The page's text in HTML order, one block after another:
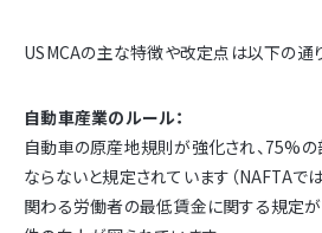
USMCAの主な特徴や改定点は以下の通り
自動車産業のルール：
自動車の原産地規則が強化され、75%
ならないと規定されています（NAFTAで
関わる労働者の最低賃金に関する規定